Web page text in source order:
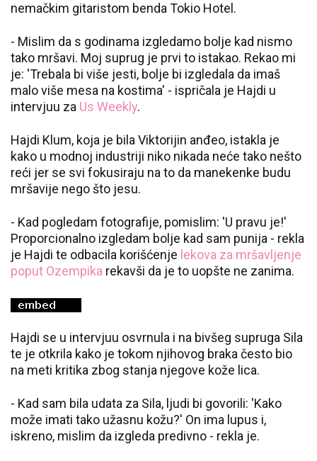
nemačkim gitaristom benda Tokio Hotel.
- Mislim da s godinama izgledamo bolje kad nismo
tako mršavi. Moj suprug je prvi to istakao. Rekao mi
je: 'Trebala bi više jesti, bolje bi izgledala da imaš
malo više mesa na kostima' - ispričala je Hajdi u
intervjuu za Us Weekly.
Hajdi Klum, koja je bila Viktorijin anđeo, istakla je
kako u modnoj industriji niko nikada neće tako nešto
reći jer se svi fokusiraju na to da manekenke budu
mršavije nego što jesu.
- Kad pogledam fotografije, pomislim: 'U pravu je!'
Proporcionalno izgledam bolje kad sam punija - rekla
je Hajdi te odbacila korišćenje lekova za mršavljenje
poput Ozempika rekavši da je to uopšte ne zanima.
Hajdi se u intervjuu osvrnula i na bivšeg supruga Sila
te je otkrila kako je tokom njihovog braka često bio
na meti kritika zbog stanja njegove kože lica.
- Kad sam bila udata za Sila, ljudi bi govorili: 'Kako
može imati tako užasnu kožu?' On ima lupus i,
iskreno, mislim da izgleda predivno - rekla je.